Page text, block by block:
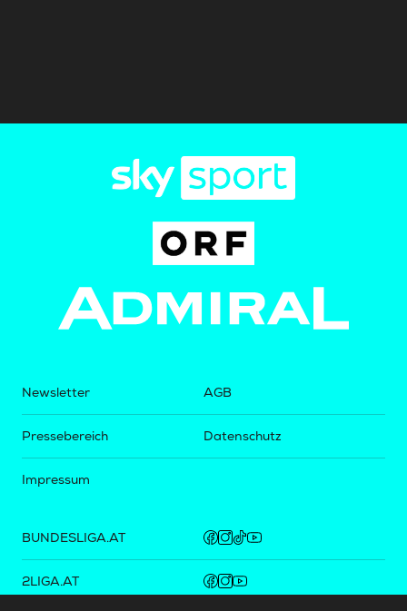
Newsletter
Pressebereich
Impressum
AGB
Datenschutz
BUNDESLIGA.AT
2LIGA.AT